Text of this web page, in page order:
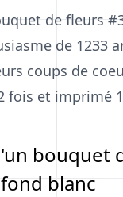
de fleurs
de 1233
coups de
fois et imprimé
bouquet
blanc